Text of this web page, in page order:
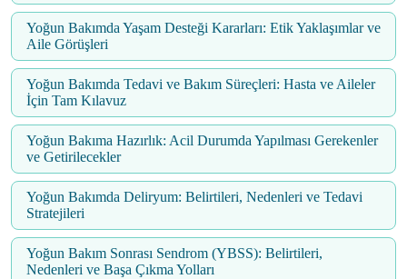
Yoğun Bakımda Yaşam Desteği Kararları: Etik Yaklaşımlar ve
Aile Görüşleri
Yoğun Bakımda Tedavi ve Bakım Süreçleri: Hasta ve Aileler
İçin Tam Kılavuz
Yoğun Bakıma Hazırlık: Acil Durumda Yapılması Gerekenler
ve Getirilecekler
Yoğun Bakımda Deliryum: Belirtileri, Nedenleri ve Tedavi
Stratejileri
Yoğun Bakım Sonrası Sendrom (YBSS): Belirtileri,
Nedenleri ve Başa Çıkma Yolları